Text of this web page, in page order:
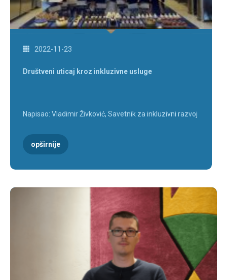
2022-11-23
Društveni uticaj kroz inkluzivne usluge
Napisao: Vladimir Živković, Savetnik za inkluzivni razvoj
opširnije